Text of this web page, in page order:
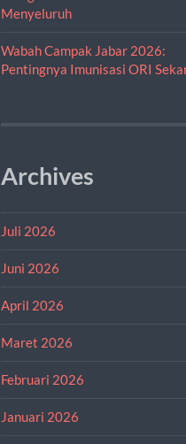
Menyeluruh
Wabah Campak Jabar 2026:
Pentingnya Imunisasi ORI
Archives
Juli 2026
Juni 2026
April 2026
Maret 2026
Februari 2026
Januari 2026